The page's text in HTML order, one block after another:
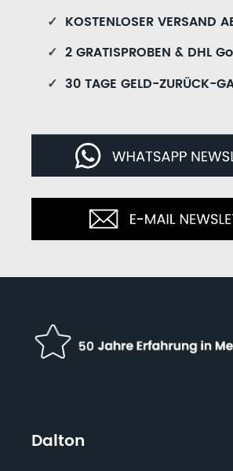
✓ KOSTENLOSER VERSAND
✓ 2 GRATISPROBEN & DHL
✓ 30 TAGE GELD-ZURÜCK-
Dalton